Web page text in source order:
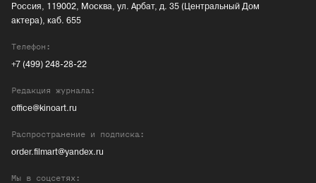
Россия, 119002, Москва, ул. Арбат, д. 35 (Центральный Дом
актера), каб. 655
Телефон:
+7 (499) 248-28-22
Редакция журнала:
office@kinoart.ru
Распространение и подписка:
order.filmart@yandex.ru
Мы в соцсетях: